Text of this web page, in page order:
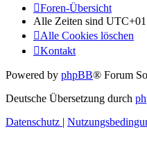
Foren-Übersicht
Alle Zeiten sind
Alle Cookies löschen
Kontakt
Powered by phpBB® Forum
Deutsche Übersetzung durch
Datenschutz |